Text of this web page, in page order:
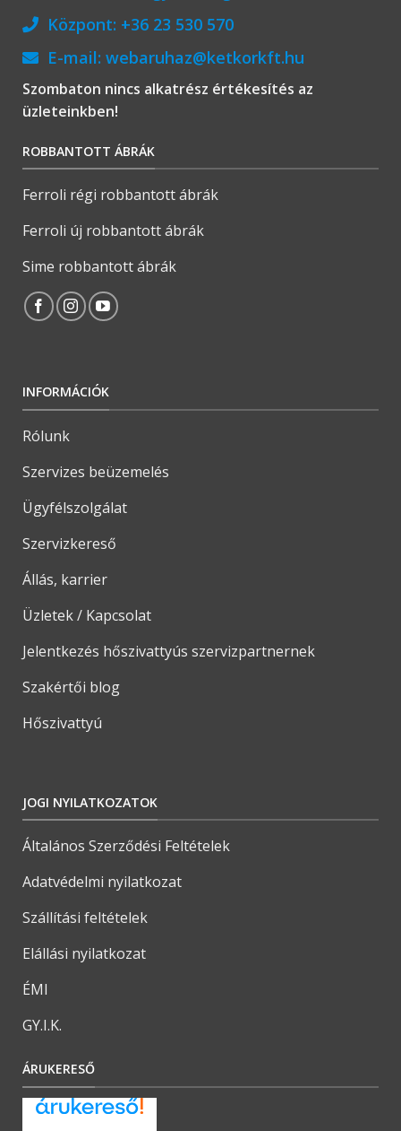
Központ: +36 23 530 570
E-mail: webaruhaz@ketkorkft.hu
Szombaton nincs alkatrész értékesítés az
üzleteinkben!
ROBBANTOTT ÁBRÁK
Ferroli régi robbantott ábrák
Ferroli új robbantott ábrák
Sime robbantott ábrák
INFORMÁCIÓK
Rólunk
Szervizes beüzemelés
Ügyfélszolgálat
Szervizkereső
Állás, karrier
Üzletek / Kapcsolat
Jelentkezés hőszivattyús szervizpartnernek
Szakértői blog
Hőszivattyú
JOGI NYILATKOZATOK
Általános Szerződési Feltételek
Adatvédelmi nyilatkozat
Szállítási feltételek
Elállási nyilatkozat
ÉMI
GY.I.K.
ÁRUKERESŐ